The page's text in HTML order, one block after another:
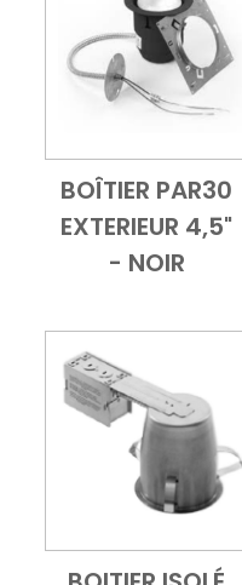
Add to Cart
Vue
BOÎTIER PAR30
EXTERIEUR 4,5"
- NOIR